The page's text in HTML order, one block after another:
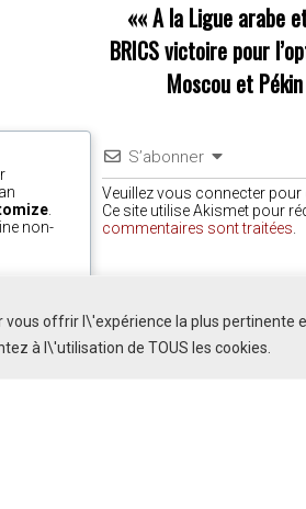
vous offrir l\'expérience la plus
à l\'utilisation de TOUS les cookies.
««A la Ligue arabe
BRICS victoire pour
Moscou et Pékin
S’abonner
Veuillez vous connecter
Ce site utilise Akismet pour
commentaires sont traitées
non-